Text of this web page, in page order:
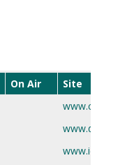
On Air
Site
www.ici.fr